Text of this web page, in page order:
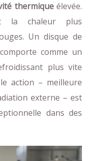
thermiqueélevée.
la chaleur plus
Un disque de
comme un
plus vite
action – meilleure
externe – est
dans des